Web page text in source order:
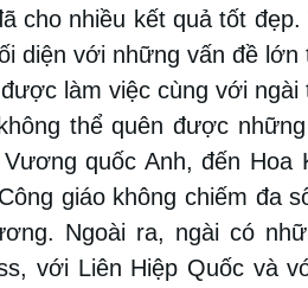
cho nhiều kết quả tốt
diện với những vấn đề
làm việc cùng với ngài
thể quên được
quốc Anh, đến
giáo không chiếm đa
Ngoài ra, ngài có
với Liên Hiệp Quốc và